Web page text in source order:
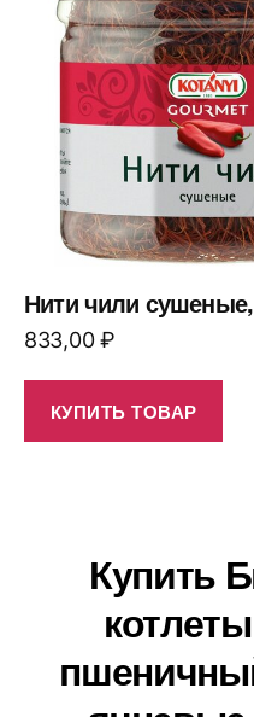
Нити чили сушеные,
833,00₽
КУПИТЬ ТОВАР
Купить